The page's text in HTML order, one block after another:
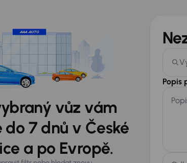
vůz vám
7 dnů v České
a po Evropě.
Popis